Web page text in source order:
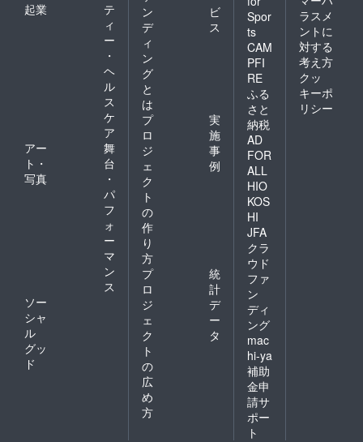
起業
テ
ィ
ー
・
ヘ
ル
ス
ケ
ア
アー
ト・
写真
舞
台
・
パ
フ
ォ
ー
マ
ン
ス
ソー
シャ
ル
グッ
ド
ン
デ
ィ
ン
グ
と
は
ビ
ス
プ
ロ
ジ
ェ
ク
ト
の
作
り
方
実
施
事
例
プ
ロ
ジ
ェ
ク
ト
の
広
め
方
統
計
デ
ー
タ
Spor
ts
CAM
PFI
RE
ふる
さと
納税
AD
FOR
ALL
HIO
KOS
HI
JFA
クラ
ウド
ファ
ン
ディ
ング
mac
hi-ya
補助
金申
請サ
ポー
ト
ラスメ
ントに
対する
考え方
クッ
キーポ
リシー